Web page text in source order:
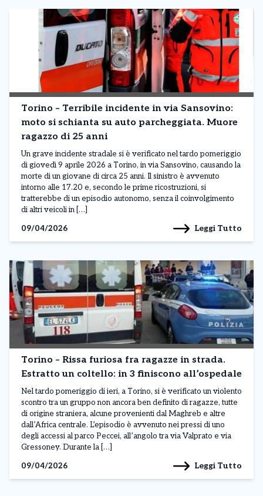
Torino – Terribile incidente in via Sansovino:
moto si schianta su auto parcheggiata. Muore
ragazzo di 25 anni
Un grave incidente stradale si è verificato nel tardo pomeriggio
di giovedì 9 aprile 2026 a Torino, in via Sansovino, causando la
morte di un giovane di circa 25 anni. Il sinistro è avvenuto
intorno alle 17.20 e, secondo le prime ricostruzioni, si
tratterebbe di un episodio autonomo, senza il coinvolgimento
di altri veicoli in […]
09/04/2026
Leggi Tutto
Torino – Rissa furiosa fra ragazze in strada.
Estratto un coltello: in 3 finiscono all’ospedale
Nel tardo pomeriggio di ieri, a Torino, si è verificato un violento
scontro tra un gruppo non ancora ben definito di ragazze, tutte
di origine straniera, alcune provenienti dal Maghreb e altre
dall’Africa centrale. L’episodio è avvenuto nei pressi di uno
degli accessi al parco Peccei, all’angolo tra via Valprato e via
Gressoney. Durante la […]
09/04/2026
Leggi Tutto